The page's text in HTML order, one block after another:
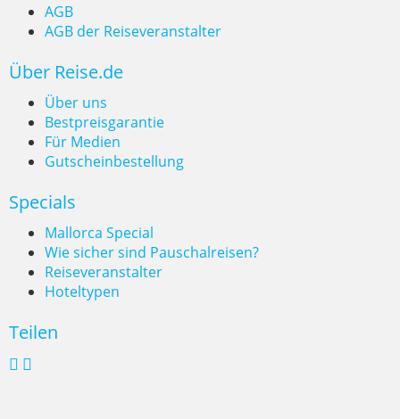
AGB
AGB der Reiseveranstalter
Über Reise.de
Über uns
Bestpreisgarantie
Für Medien
Gutscheinbestellung
Specials
Mallorca Special
Wie sicher sind Pauschalreisen?
Reiseveranstalter
Hoteltypen
Teilen